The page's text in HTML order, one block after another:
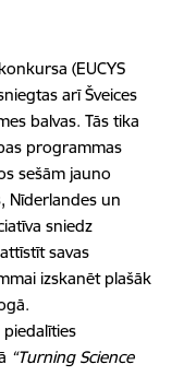
(EUCYS
arī Šveices
balvas. Tās tika
programmas
sešām jauno
Nīderlandes un
sniedz
savas
izskanēt plašāk
“Turning Science